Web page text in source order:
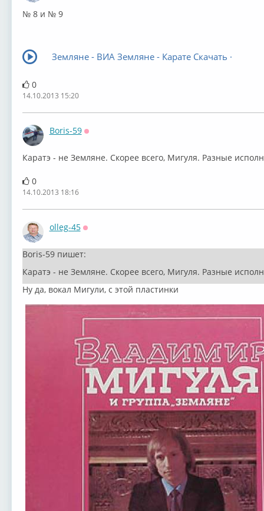
№ 8 и № 9
Земляне - ВИА Земляне - Карате Скачать ·
0
14.10.2013 15:20
Boris-59
Каратэ - не Земляне. Скорее всего, Мигуля. Разные
0
14.10.2013 18:16
olleg-45
Boris-59 пишет:
Каратэ - не Земляне. Скорее всего, Мигуля. Разные
Ну да, вокал Мигули, с этой пластинки